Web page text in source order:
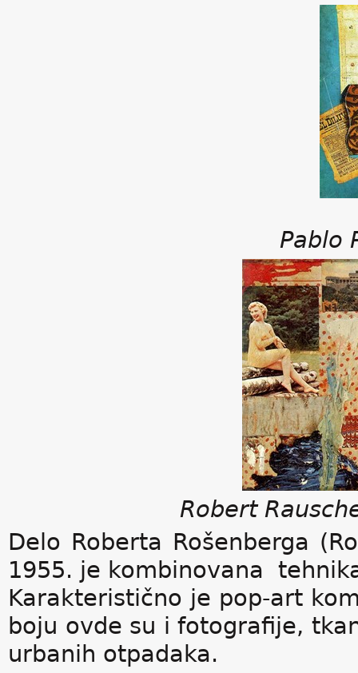
Pablo
Robert
Delo Roberta Rošenberga
1955. je kombinovana
Karakteristično je pop-art
boju ovde su i fotografije,
urbanih otpadaka.